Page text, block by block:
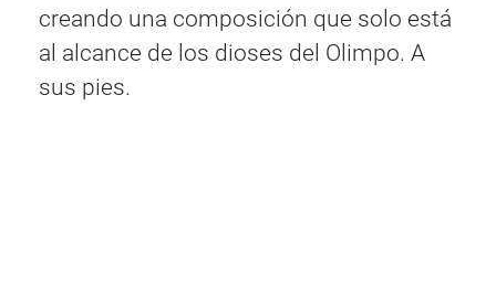
creando una composición que solo está
al alcance de los dioses del Olimpo. A
sus pies.